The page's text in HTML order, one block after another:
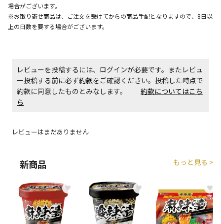
商品購入個数ごとに送料がかかる商品です
場合がございます。
※お取り寄せ商品は、ご注文を受けてからの商品手配となりますので、8日以
上の日数を要する場合がございます。
レビューを投稿するには、ログインが必要です。またレビュ
ー投稿する前に必ず約款をご確認ください。投稿した時点で
約款に同意したものとみなします。 約款についてはこち
ら
レビューはまだありません
新商品 もっと見る >
♥ ♥ ♥